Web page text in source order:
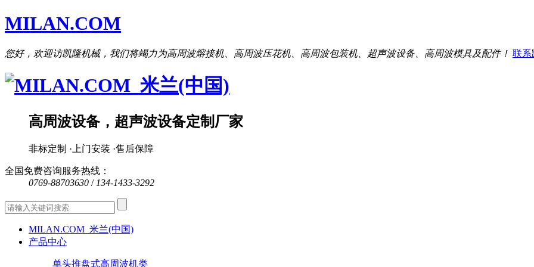
MILAN.COM
您好，欢迎访凯隆机械，我们将竭力为高周波熔接机、高周波压花机、高周波包装机、超声波设备、高周波模具及配件！ 联系
高周波设备，超声波设备定制厂家
非标定制 ·上门安装 ·售后保障
全国免费咨询服务热线：
0769-88703630 / 134-1433-3292
MILAN.COM_米兰(中国)
产品中心
单头推盘式高周波机类